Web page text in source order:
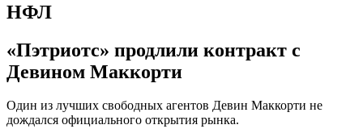
НФЛ
«Пэтриотс» продлили контракт с
Девином Маккорти
Один из лучших свободных агентов Девин Маккорти не
дождался официального открытия рынка.